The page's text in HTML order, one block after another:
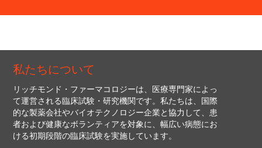
私たちについて
リッチモンド・ファーマコロジーは、医療専門家によっ
て運営される臨床試験・研究機関です。私たちは、国際
的な製薬会社やバイオテクノロジー企業と協力して、患
者および健康なボランティアを対象に、幅広い病態にお
ける初期段階の臨床試験を実施しています。